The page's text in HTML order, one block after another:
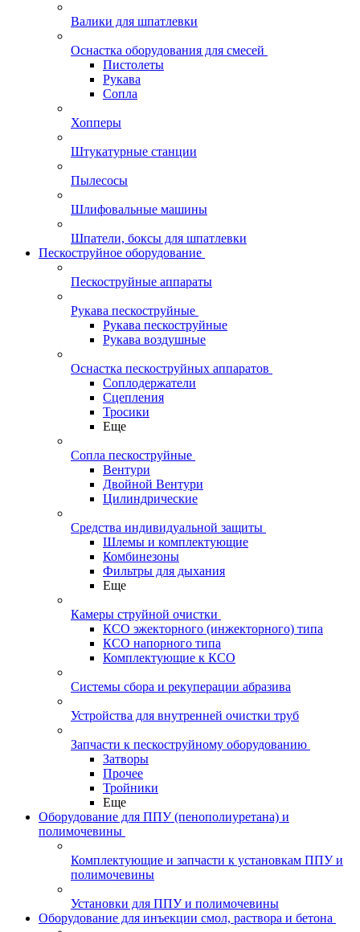
Валики для шпатлевки
Оснастка оборудования для смесей
Пистолеты
Рукава
Сопла
Хопперы
Штукатурные станции
Пылесосы
Шлифовальные машины
Шпатели, боксы для шпатлевки
Пескоструйное оборудование
Пескоструйные аппараты
Рукава пескоструйные
Рукава пескоструйные
Рукава воздушные
Оснастка пескоструйных аппаратов
Соплодержатели
Сцепления
Тросики
Еще
Сопла пескоструйные
Вентури
Двойной Вентури
Цилиндрические
Средства индивидуальной защиты
Шлемы и комплектующие
Комбинезоны
Фильтры для дыхания
Еще
Камеры струйной очистки
КСО эжекторного (инжекторного) типа
КСО напорного типа
Комплектующие к КСО
Системы сбора и рекуперации абразива
Устройства для внутренней очистки труб
Запчасти к пескоструйному оборудованию
Затворы
Прочее
Тройники
Еще
Оборудование для ППУ (пенополиуретана) и
полимочевины
Комплектующие и запчасти к установкам ППУ и
полимочевины
Установки для ППУ и полимочевины
Оборудование для инъекции смол, раствора и бетона